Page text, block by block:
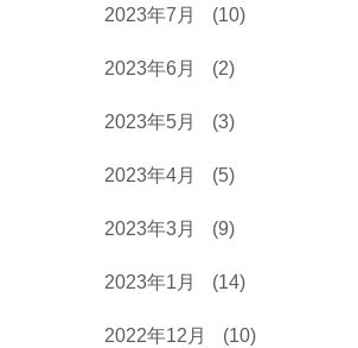
2023年7月 (10)
2023年6月 (2)
2023年5月 (3)
2023年4月 (5)
2023年3月 (9)
2023年1月 (14)
2022年12月 (10)